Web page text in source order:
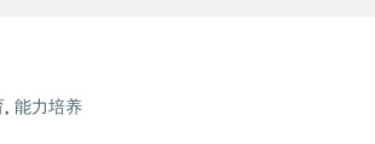
, 能力培养